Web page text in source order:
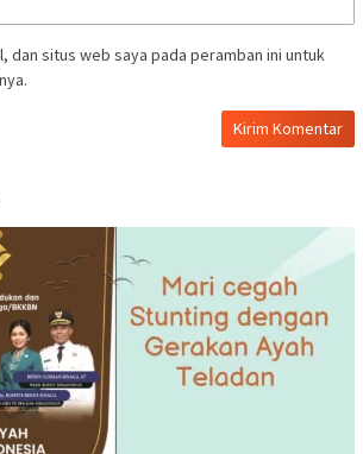
dan situs web saya pada peramban ini untuk